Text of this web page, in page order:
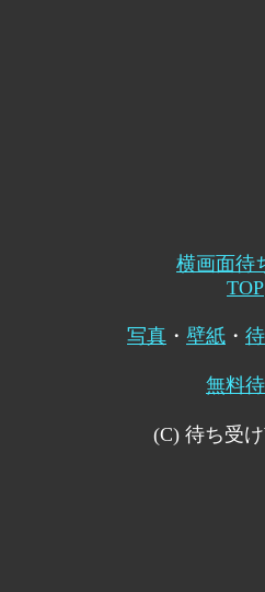
横画面待
TOP
写真 ・ 壁紙 ・
無料
(C) 待ち受